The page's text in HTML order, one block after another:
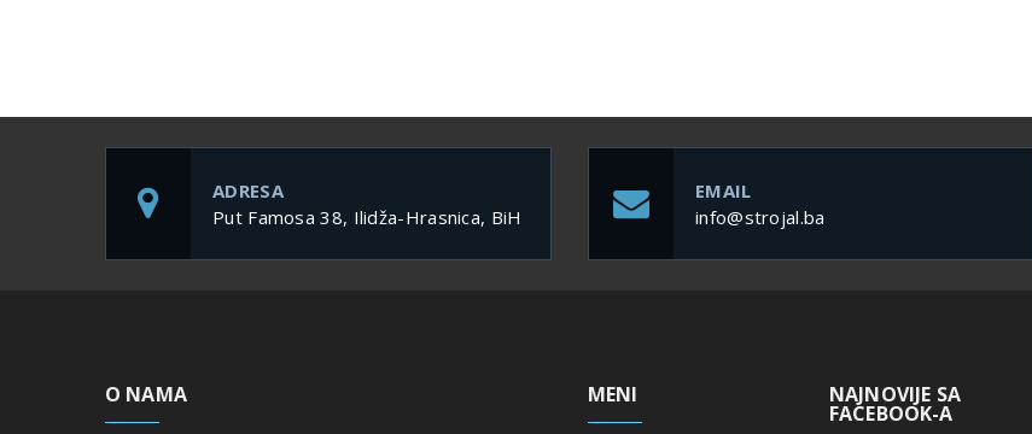
ADRESA
Put Famosa 38, Ilidža-Hrasnica, BiH
EMAIL
info@strojal.ba
O NAMA MENI NAJNOVIJE SA
FACEBOOK-A